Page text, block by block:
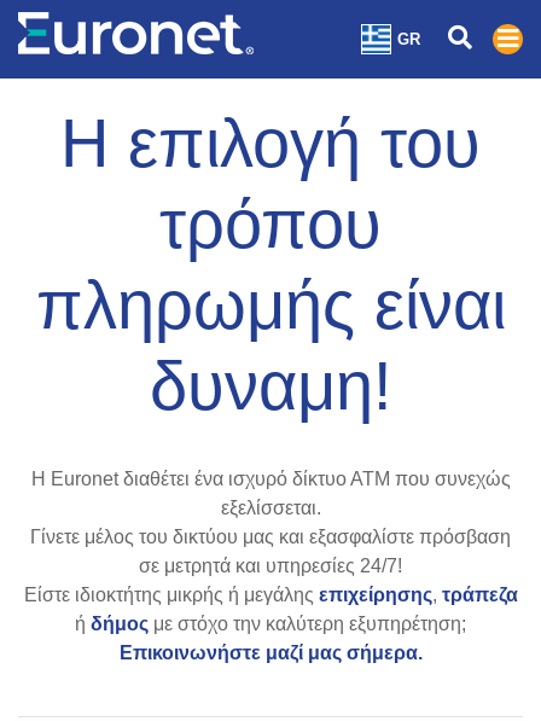
GR
H επιλογή του
τρόπου
πληρωμής είναι
δυναμη!
Η Euronet διαθέτει ένα ισχυρό δίκτυο ΑΤΜ που συνεχώς
εξελίσσεται.
Γίνετε μέλος του δικτύου μας και εξασφαλίστε πρόσβαση
σε μετρητά και υπηρεσίες 24/7!
Είστε ιδιοκτήτης μικρής ή μεγάλης επιχείρησης, τράπεζα
ή δήμος με στόχο την καλύτερη εξυπηρέτηση;
Επικοινωνήστε μαζί μας σήμερα.